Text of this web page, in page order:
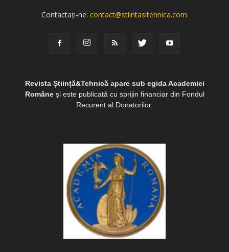
Contactați-ne:contact@stiintasitehnica.com
Revista Știință&Tehnică apare sub egida Academiei
Româneși este publicată cu sprijin financiar din Fondul
Recurent al Donatorilor.